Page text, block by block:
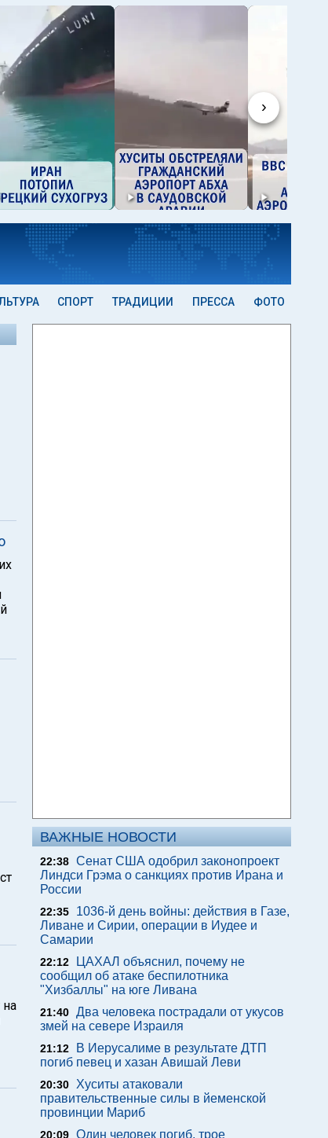
›
СПОРТ ТРАДИЦИИ ПРЕССА ФОТО
ВАЖНЫЕ НОВОСТИ
22:38 Сенат США одобрил законопроект
Линдси Грэма о санкциях против Ирана и
России
22:35
1036-й день войны: действия в Газе,
Ливане и Сирии, операции в Иудее и
Самарии
22:12
ЦАХАЛ объяснил, почему не
сообщил об атаке беспилотника
"Хизбаллы" на юге Ливана
21:40 Два человека пострадали от укусов
змей на севере Израиля
21:12
В Иерусалиме в результате ДТП
погиб певец и хазан Авишай Леви
20:30
Хуситы атаковали
правительственные силы в йеменской
провинции Мариб
20:09 Один человек погиб, трое